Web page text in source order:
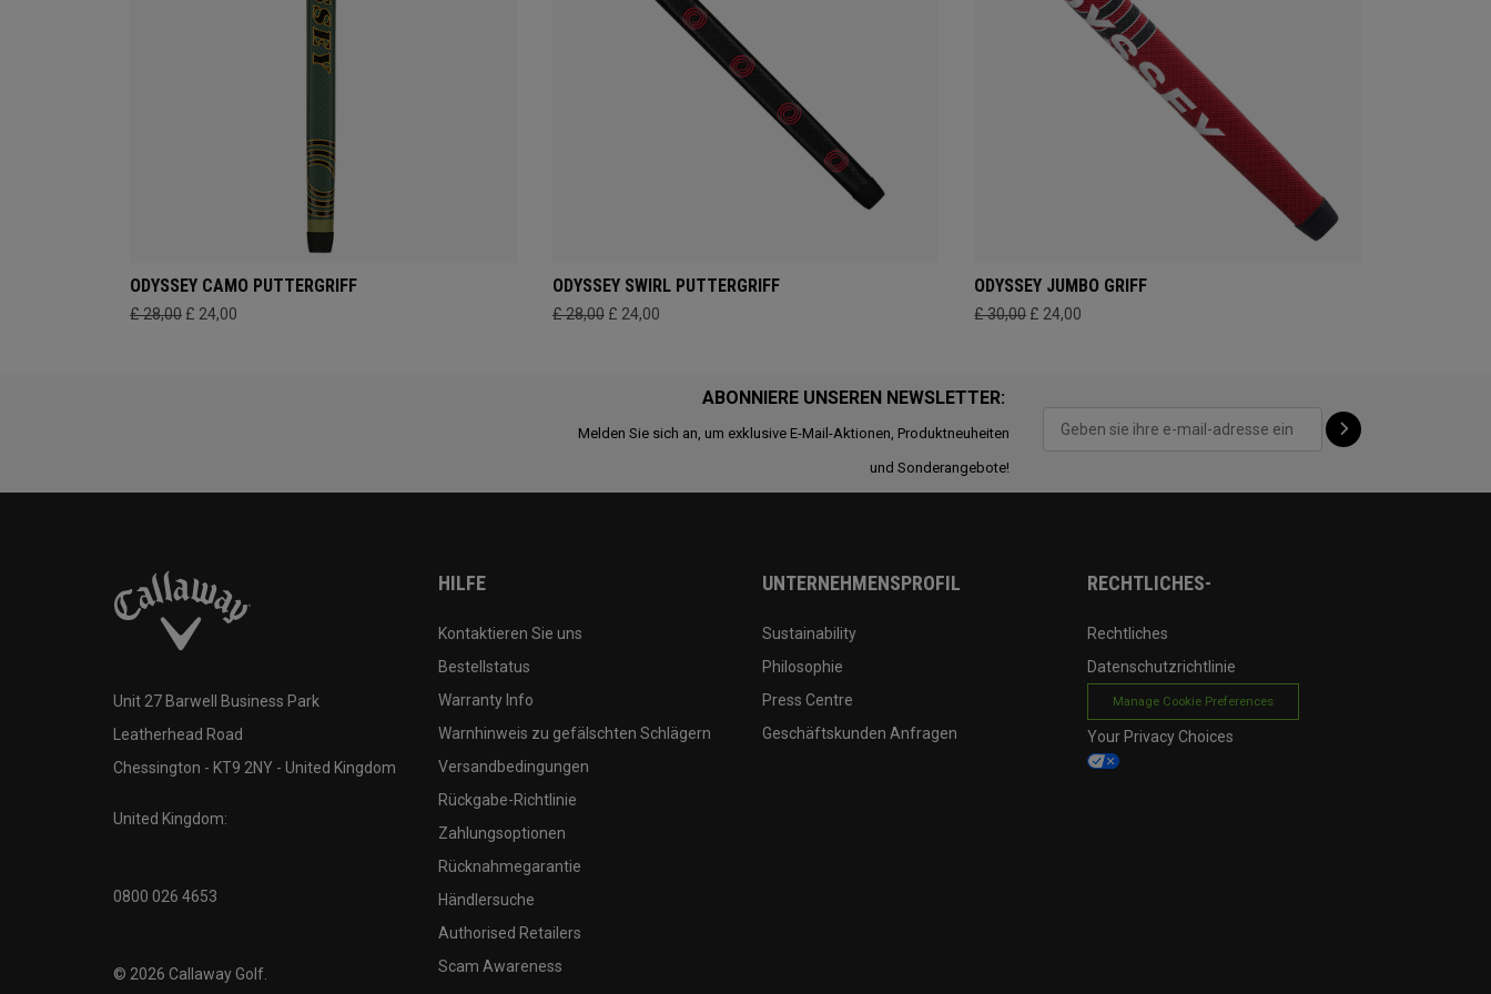
ODYSSEY CAMO PUTTERGRIFF
£ 28,00 £ 24,00
ODYSSEY SWIRL PUTTERGRIFF
£ 28,00 £ 24,00
ODYSSEY JUMBO GRIFF
£ 30,00 £ 24,00
ABONNIERE UNSEREN NEWSLETTER:
Melden Sie sich an, um exklusive E-Mail-Aktionen, Produktneuheiten
und Sonderangebote!
Unit 27 Barwell Business Park
Leatherhead Road
Chessington - KT9 2NY - United Kingdom
United Kingdom:
0800 026 4653
© 2026 Callaway Golf.
HILFE
Kontaktieren Sie uns
Bestellstatus
Warranty Info
Warnhinweis zu gefälschten Schlägern
Versandbedingungen
Rückgabe-Richtlinie
Zahlungsoptionen
Rücknahmegarantie
Händlersuche
Authorised Retailers
Scam Awareness
UNTERNEHMENSPROFIL
Sustainability
Philosophie
Press Centre
Geschäftskunden Anfragen
RECHTLICHES-
Rechtliches
Datenschutzrichtlinie
Manage Cookie Preferences
Your Privacy Choices